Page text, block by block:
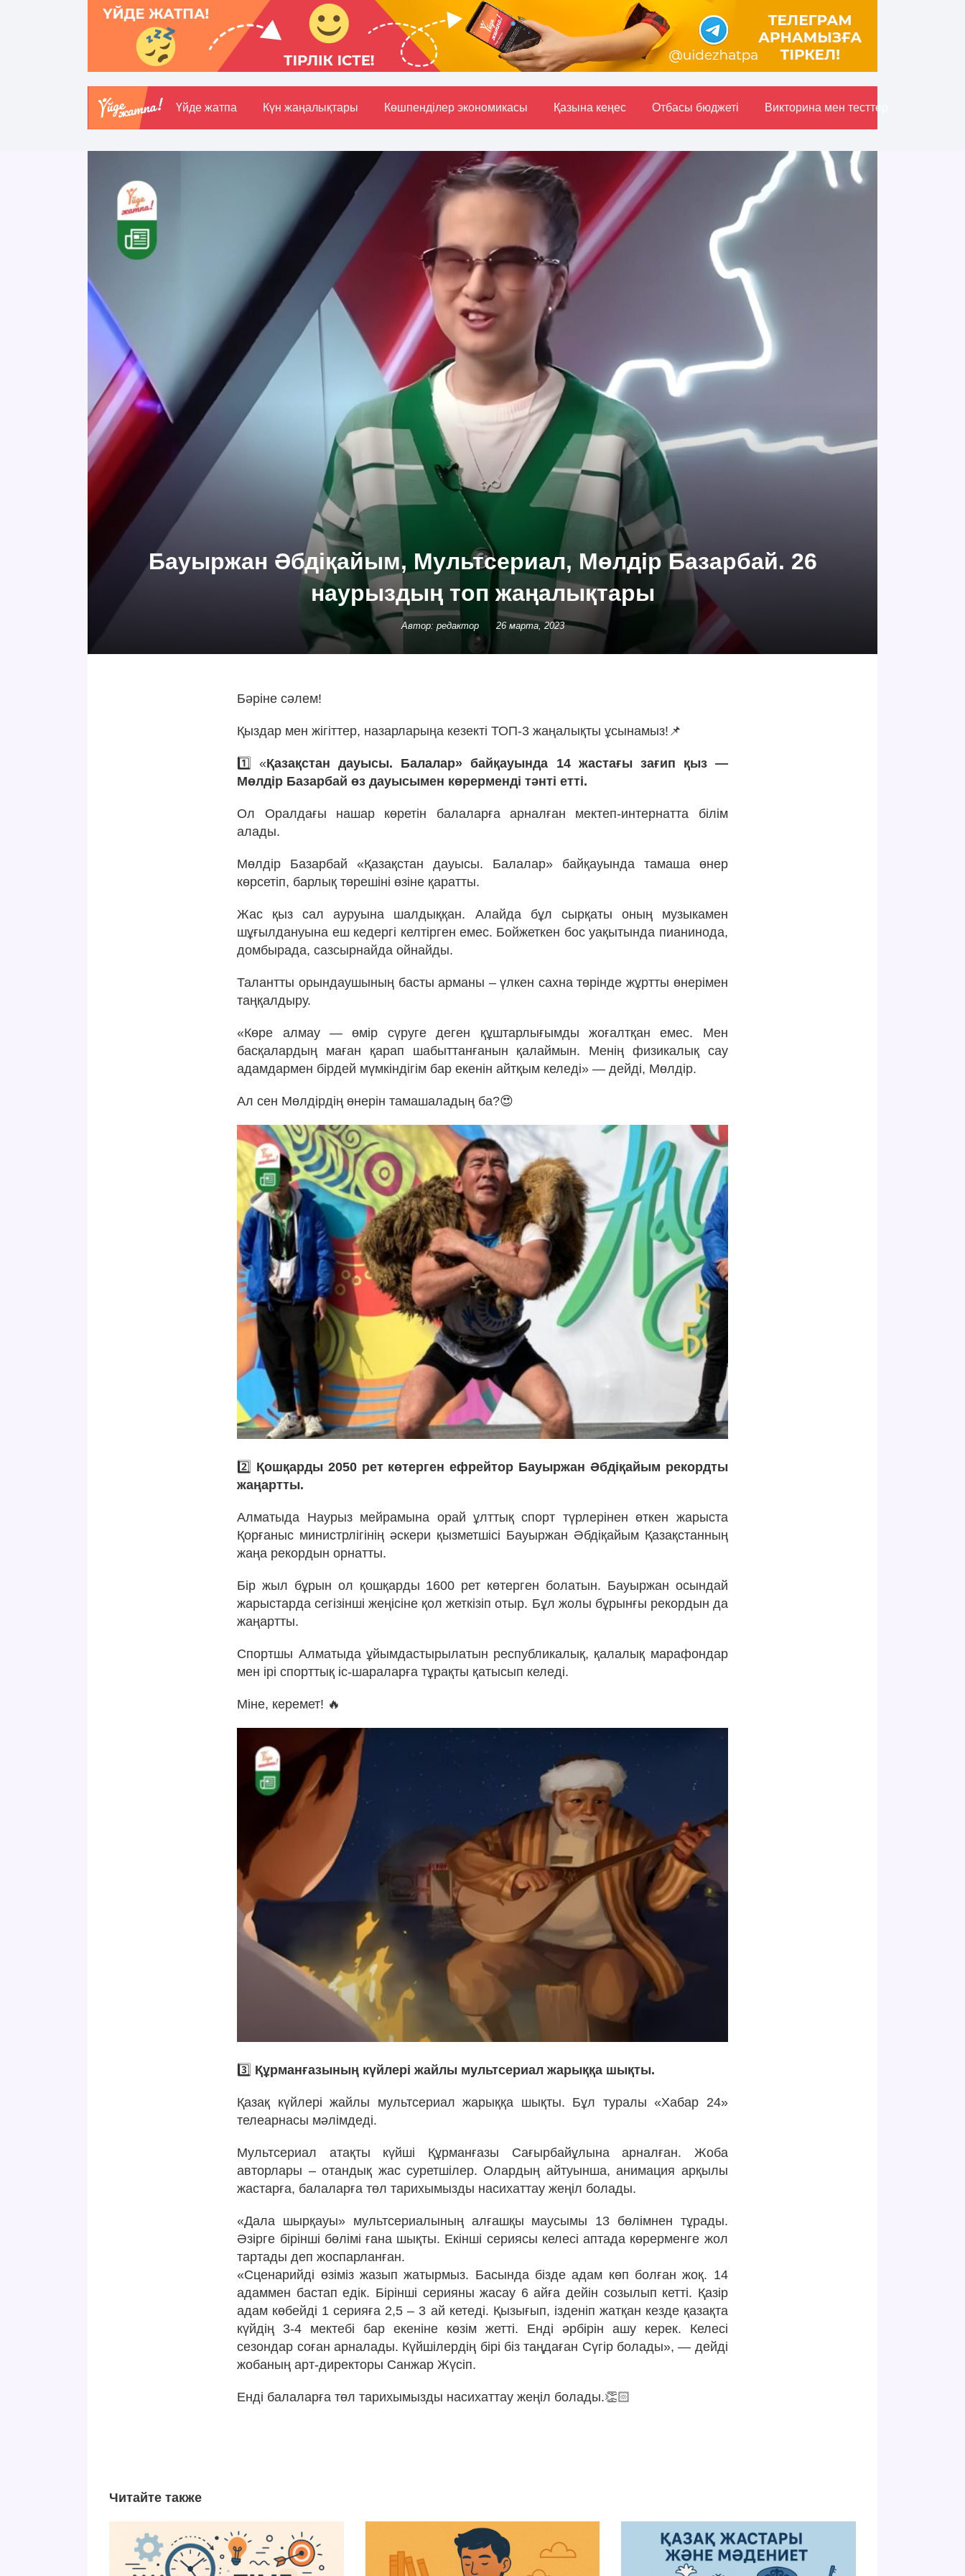
Үйде жатпа Күн жаңалықтары Көшпенділер экономикасы Қазына кеңес Отбасы бюджетi Викторина мен тесттер
Бауыржан Әбдіқайым, Мультсериал, Мөлдір Базарбай. 26
наурыздың топ жаңалықтары
Автор: редактор 26 марта, 2023
Бәріне сәлем!
Қыздар мен жігіттер, назарларыңа кезекті ТОП-3 жаңалықты ұсынамыз!📌
1️⃣ «Қазақстан дауысы. Балалар» байқауында 14 жастағы зағип қыз —
Мөлдір Базарбай өз дауысымен көрерменді тәнті етті.
Ол Оралдағы нашар көретін балаларға арналған мектеп-интернатта білім
алады.
Мөлдір Базарбай «Қазақстан дауысы. Балалар» байқауында тамаша өнер
көрсетіп, барлық төрешіні өзіне қаратты.
Жас қыз сал ауруына шалдыққан. Алайда бұл сырқаты оның музыкамен
шұғылдануына еш кедергі келтірген емес. Бойжеткен бос уақытында пианинода,
домбырада, сазсырнайда ойнайды.
Талантты орындаушының басты арманы – үлкен сахна төрінде жұртты өнерімен
таңқалдыру.
«Көре алмау — өмір сүруге деген құштарлығымды жоғалтқан емес. Мен
басқалардың маған қарап шабыттанғанын қалаймын. Менің физикалық сау
адамдармен бірдей мүмкіндігім бар екенін айтқым келеді» — дейді, Мөлдір.
Ал сен Мөлдірдің өнерін тамашаладың ба?😍
2️⃣ Қошқарды 2050 рет көтерген ефрейтор Бауыржан Әбдіқайым рекордты
жаңартты.
Алматыда Наурыз мейрамына орай ұлттық спорт түрлерінен өткен жарыста
Қорғаныс министрлігінің әскери қызметшісі Бауыржан Әбдіқайым Қазақстанның
жаңа рекордын орнатты.
Бір жыл бұрын ол қошқарды 1600 рет көтерген болатын. Бауыржан осындай
жарыстарда сегізінші жеңісіне қол жеткізіп отыр. Бұл жолы бұрынғы рекордын да
жаңартты.
Спортшы Алматыда ұйымдастырылатын республикалық, қалалық марафондар
мен ірі спорттық іс-шараларға тұрақты қатысып келеді.
Міне, керемет! 🔥
3️⃣ Құрманғазының күйлері жайлы мультсериал жарыққа шықты.
Қазақ күйлері жайлы мультсериал жарыққа шықты. Бұл туралы «Хабар 24»
телеарнасы мәлімдеді.
Мультсериал атақты күйші Құрманғазы Сағырбайұлына арналған. Жоба
авторлары – отандық жас суретшілер. Олардың айтуынша, анимация арқылы
жастарға, балаларға төл тарихымызды насихаттау жеңіл болады.
«Дала шырқауы» мультсериалының алғашқы маусымы 13 бөлімнен тұрады.
Әзірге бірінші бөлімі ғана шықты. Екінші сериясы келесі аптада көрерменге жол
тартады деп жоспарланған.
«Сценарийді өзіміз жазып жатырмыз. Басында бізде адам көп болған жоқ. 14
адаммен бастап едік. Бірінші серияны жасау 6 айға дейін созылып кетті. Қазір
адам көбейді 1 серияға 2,5 – 3 ай кетеді. Қызығып, ізденіп жатқан кезде қазақта
күйдің 3-4 мектебі бар екеніне көзім жетті. Енді әрбірін ашу керек. Келесі
сезондар соған арналады. Күйшілердің бірі біз таңдаған Сүгір болады», — дейді
жобаның арт-директоры Санжар Жүсіп.
Енді балаларға төл тарихымызды насихаттау жеңіл болады.👏🏻
Читайте также